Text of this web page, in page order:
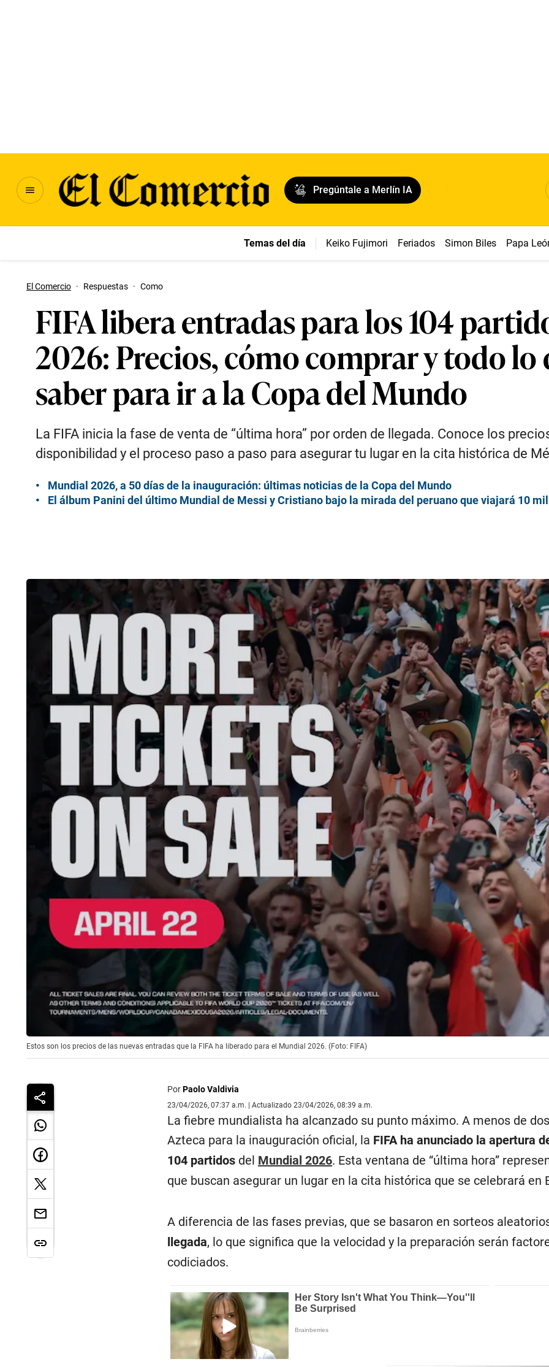
Pregúntale a Merlín IA
Temas del día Keiko Fujimori Feriados Simon Biles Papa
El Comercio · Respuestas · Como
FIFA libera entradas para los 104
2026: Precios, cómo comprar y todo lo
saber para ir a la Copa del Mundo
La FIFA inicia la fase de venta de “última hora” por orden de llegada. Conoce los
disponibilidad y el proceso paso a paso para asegurar tu lugar en la cita histórica de
Mundial 2026, a 50 días de la inauguración: últimas noticias de la Copa del Mundo
El álbum Panini del último Mundial de Messi y Cristiano bajo la mirada del peruano que viajará 10
Estos son los precios de las nuevas entradas que la FIFA ha liberado para el Mundial 2026. (Foto: FIFA)
PorPaolo Valdivia
23/04/2026, 07:37 a.m. | Actualizado 23/04/2026, 08:39 a.m.
La fiebre mundialista ha alcanzado su punto máximo. A menos de
Azteca para la inauguración oficial, la FIFA ha anunciado la apertura
104 partidos del Mundial 2026. Esta ventana de “última hora”
que buscan asegurar un lugar en la cita histórica que se celebrará en
A diferencia de las fases previas, que se basaron en sorteos
llegada, lo que significa que la velocidad y la preparación serán
codiciados.